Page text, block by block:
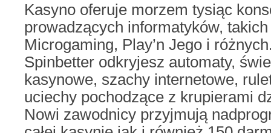
Kasyno oferuje morzem tysiąc
prowadzących informatyków,
Microgaming, Play’n Jego i
Spinbetter odkryjesz automaty,
kasynowe, szachy internetowe,
uciechy pochodzące z krupierami
Nowi zawodnicy przyjmują